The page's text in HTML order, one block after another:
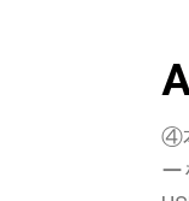
④
ー